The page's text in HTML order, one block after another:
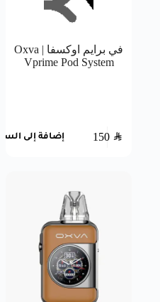
في برايم اوكسفا | Oxva
Vprime Pod System
150 SAR إضافة إلى السلة